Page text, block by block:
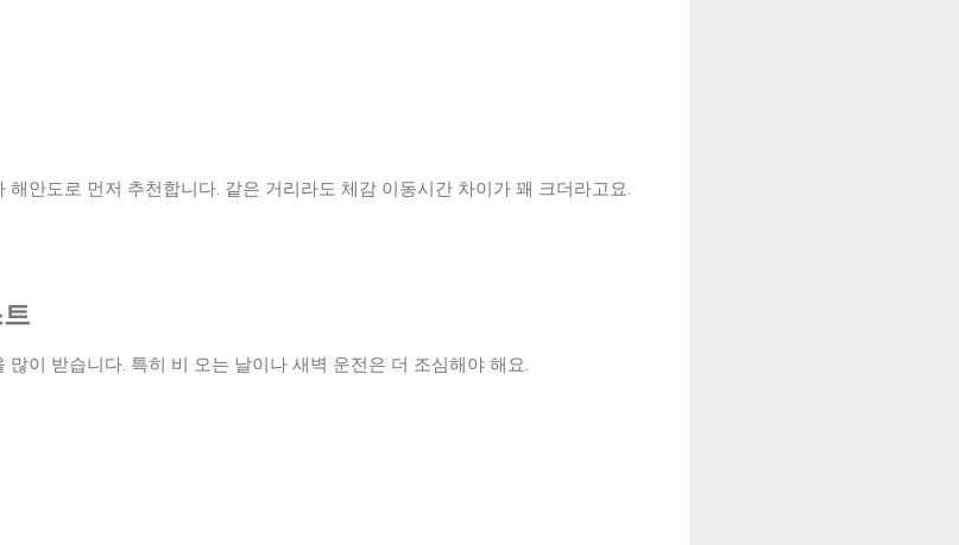
안도로 먼저 추천합니다. 같은 거리라도 체감 이동시간 차이가 꽤 크더라고요.
많이 받습니다. 특히 비 오는 날이나 새벽 운전은 더 조심해야 해요.